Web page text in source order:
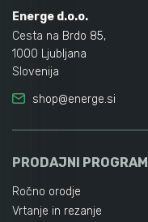
Energe d.o.o.
Cesta na Brdo 85,
1000 Ljubljana
Slovenija
shop@energe.si
PRODAJNI PROGRAM
Ročno orodje
Vrtanje in rezanje